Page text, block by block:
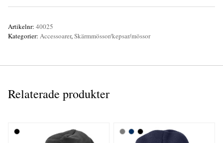
Artikelnr: 40025
Kategorier: Accessoarer,Skärmmössor/kepsar/mössor
Relaterade produkter